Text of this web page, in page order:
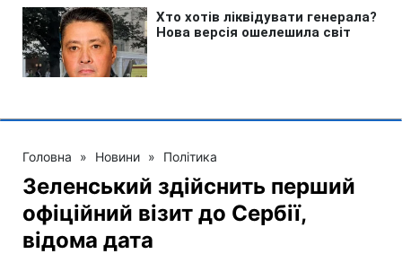
Головна » Новини » Політика
Зеленський здійснить перший
офіційний візит до Сербії,
відома дата